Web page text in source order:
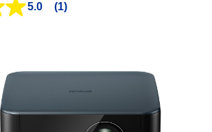
5.0
Lea
página.
(1)